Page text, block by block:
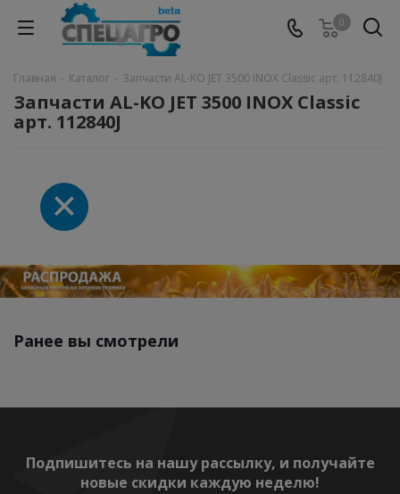
0
Главная - Каталог - Запчасти AL-KO JET 3500 INOX Classic арт. 112840J
Запчасти AL-KO JET 3500 INOX Classic
арт. 112840J
Ранее вы смотрели
Подпишитесь на нашу рассылку, и получайте
новые скидки каждую неделю!